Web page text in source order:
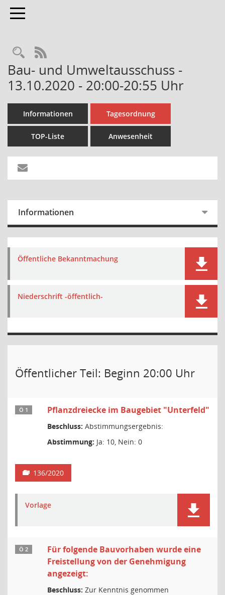
Toggle navigation
Rechercheauswahl
RSS-Feed
Bau- und Umweltausschuss -
13.10.2020 - 20:00-20:55 Uhr
Informationen Tagesordnung
TOP-Liste Anwesenheit
Informationen
Öffentliche Bekanntmachung
Niederschrift -öffentlich-
Öffentlicher Teil: Beginn 20:00 Uhr
Ö 1 Pflanzdreiecke im Baugebiet "Unterfeld"
Beschluss: Abstimmungsergebnis:
Abstimmung: Ja: 10, Nein: 0
136/2020
Vorlage
Ö 2
Für folgende Bauvorhaben wurde eine
Freistellung von der Genehmigung
angezeigt:
Beschluss: Zur Kenntnis genommen